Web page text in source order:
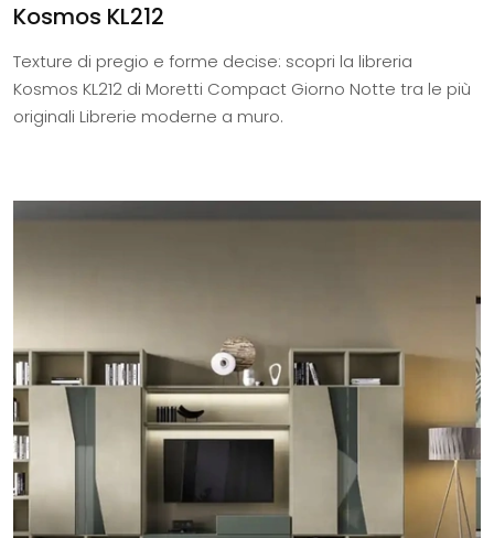
Kosmos KL212
Texture di pregio e forme decise: scopri la libreria
Kosmos KL212 di Moretti Compact Giorno Notte tra le più
originali Librerie moderne a muro.